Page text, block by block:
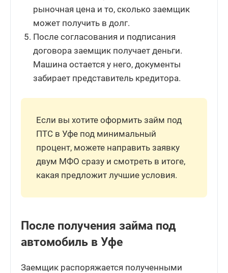
рыночная цена и то, сколько заемщик
может получить в долг.
После согласования и подписания
договора заемщик получает деньги.
Машина остается у него, документы
забирает представитель кредитора.
Если вы хотите оформить займ под
ПТС в Уфе под минимальный
процент, можете направить заявку
двум МФО сразу и смотреть в итоге,
какая предложит лучшие условия.
После получения займа под
автомобиль в Уфе
Заемщик распоряжается полученными